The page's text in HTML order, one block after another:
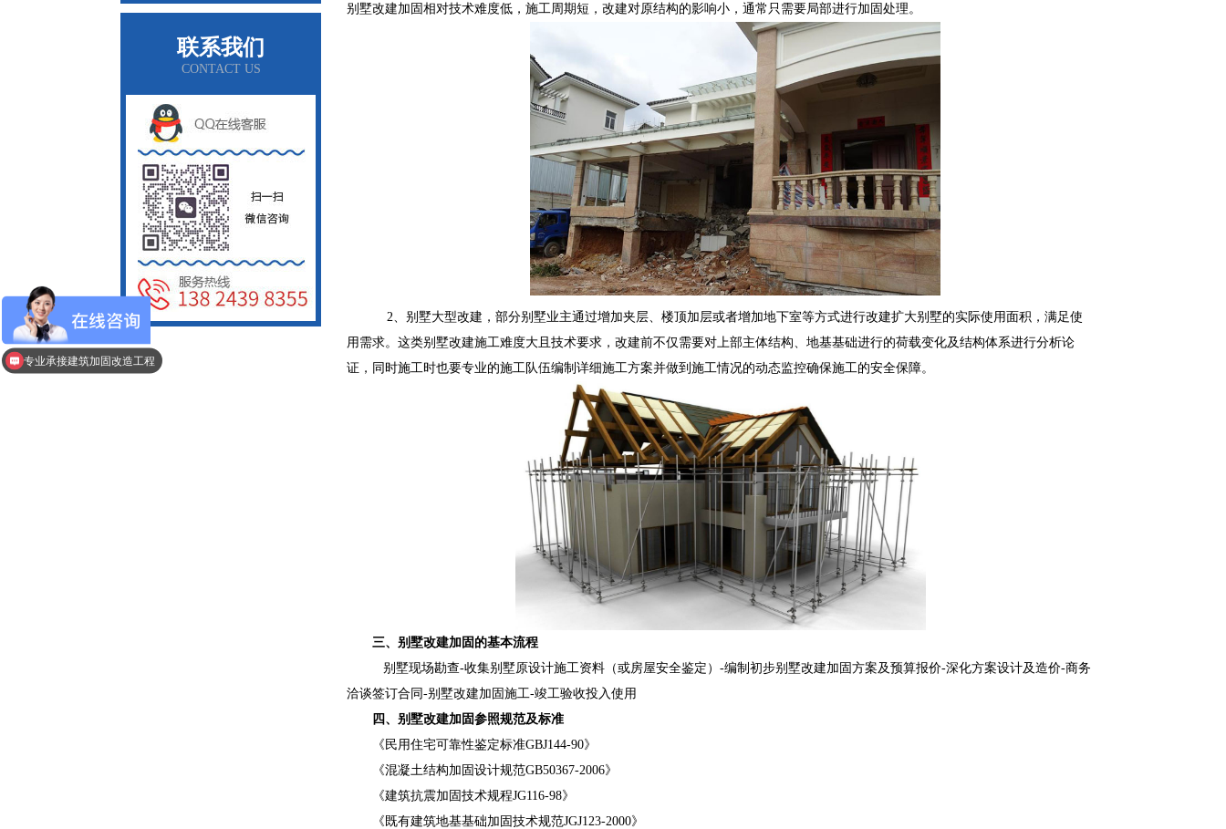
联系我们
CONTACT US
别墅改建加固相对技术难度低，施工周期短，改建对原结构的影响小，通常只需要局部进行加固处理。
2、别墅大型改建，部分别墅业主通过增加夹层、楼顶加层或者增加地下室等方式进行改建扩大别墅的实际使用面积，满足使
用需求。这类别墅改建施工难度大且技术要求，改建前不仅需要对上部主体结构、地基基础进行的荷载变化及结构体系进行分析论
证，同时施工时也要专业的施工队伍编制详细施工方案并做到施工情况的动态监控确保施工的安全保障。
三、别墅改建加固的基本流程
别墅现场勘查-收集别墅原设计施工资料（或房屋安全鉴定） -编制初步别墅改建加固方案及预算报价-深化方案设计及造价-商务
洽谈签订合同-别墅改建加固施工-竣工验收投入使用
四、 别墅改建加固参照规范及标准
《民用住宅可靠性鉴定标准GBJ144-90》
《混凝土结构加固设计规范GB50367-2006》
《建筑抗震加固技术规程JG116-98》
《既有建筑地基基础加固技术规范JGJ123-2000》
提供加固设计施工一体化服务